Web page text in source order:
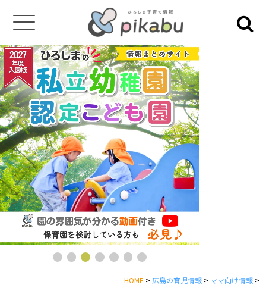
HOME > 広島の育児情報> ママ向け情報>